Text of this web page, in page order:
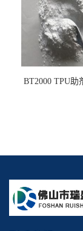
BT2000 TPU助